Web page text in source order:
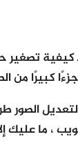
كبيرًا من
، ما عليك